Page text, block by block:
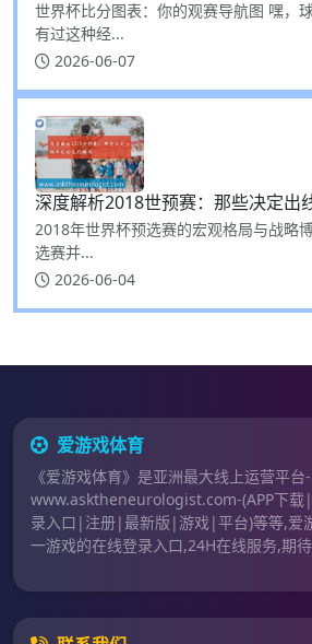
世界杯比分图表：你的观赛导航图 嘿，
有过这种经...
2026-06-07
深度解析2018世预赛：那些决定出
2018年世界杯预选赛的宏观格局与战略
选赛并...
2026-06-04
爱游戏体育
《爱游戏体育》是亚洲最大线上运营平台-
www.asktheneurologist.com-(APP下
录入口|注册|最新版|游戏|平台)等等,爱
一游戏的在线登录入口,24H在线服务,期待